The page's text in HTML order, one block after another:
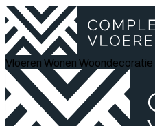
Vloeren Wonen Woondecoratie